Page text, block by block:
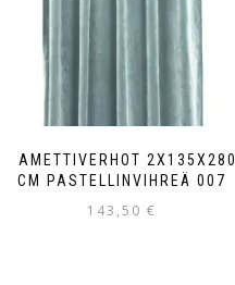
SAMETTIVERHOT 2X135X280
CM PASTELLINVIHREÄ 007
143,50 €